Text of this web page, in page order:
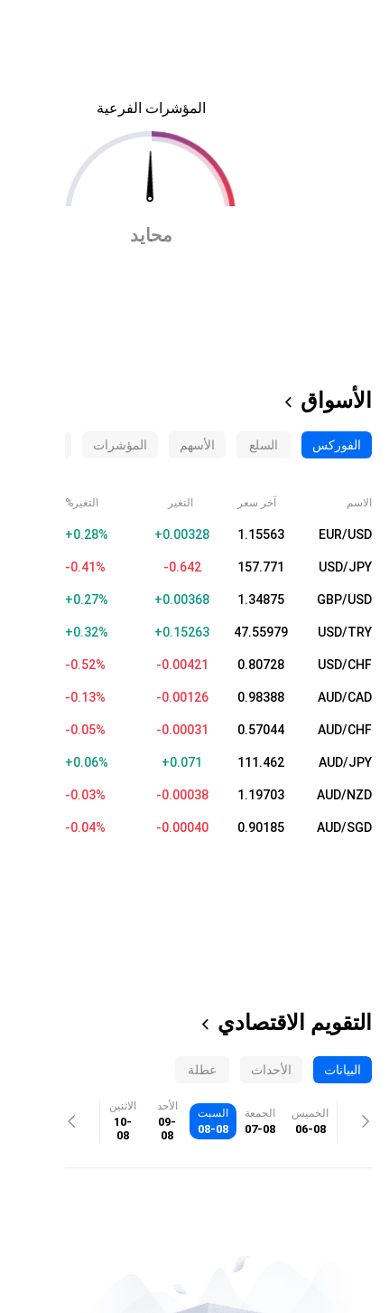
المؤشرات الفرعية
محايد
الأسواق
الفوركس السلع الأسهم المؤشرات
الاسم آخر سعر التغير التغير%
EUR/USD
1.15563
+0.00328
+0.28%
USD/JPY
157.771
-0.642
-0.41%
GBP/USD
1.34875
+0.00368
+0.27%
USD/TRY
47.55979
+0.15263
+0.32%
USD/CHF
0.80728
-0.00421
-0.52%
AUD/CAD
0.98388
-0.00126
-0.13%
AUD/CHF
0.57044
-0.00031
-0.05%
AUD/JPY
111.462
+0.071
+0.06%
AUD/NZD
1.19703
-0.00038
-0.03%
AUD/SGD
0.90185
-0.00040
-0.04%
التقويم الاقتصادي
البيانات الأحداث عطلة
الخميس
06-08
الجمعة
07-08
السبت
08-08
الأحد
09-
08
الاثنين
10-
08